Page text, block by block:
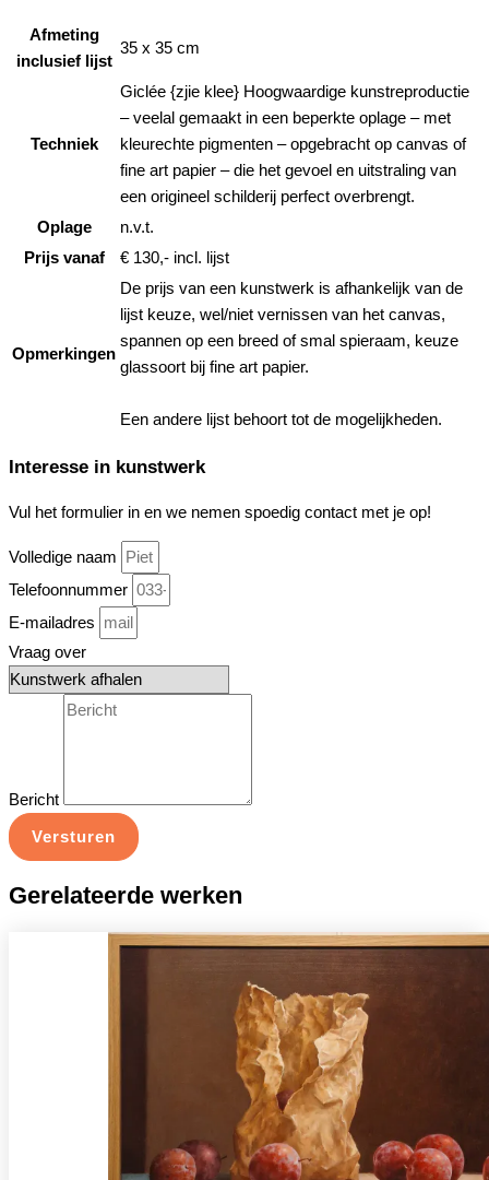
Afmeting
inclusief lijst
35 x 35 cm
Techniek
Giclée {zjie klee} Hoogwaardige kunstreproductie
– veelal gemaakt in een beperkte oplage – met
kleurechte pigmenten – opgebracht op canvas of
fine art papier – die het gevoel en uitstraling van
een origineel schilderij perfect overbrengt.
Oplage
n.v.t.
Prijs vanaf
€ 130,- incl. lijst
Opmerkingen
De prijs van een kunstwerk is afhankelijk van de
lijst keuze, wel/niet vernissen van het canvas,
spannen op een breed of smal spieraam, keuze
glassoort bij fine art papier.
Een andere lijst behoort tot de mogelijkheden.
Interesse in kunstwerk
Vul het formulier in en we nemen spoedig contact met je op!
Volledige naam
Telefoonnummer
E-mailadres
Vraag over
Bericht
Versturen
Gerelateerde werken